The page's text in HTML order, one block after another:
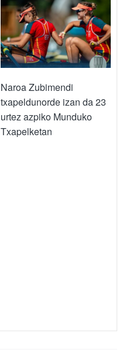
Naroa Zubimendi
txapeldunorde izan da 23
urtez azpiko Munduko
Txapelketan